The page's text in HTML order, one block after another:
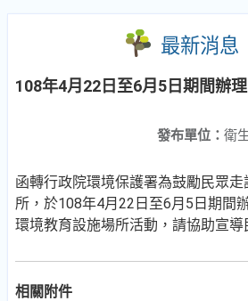
最新消息
108年4月22日至6月5日期間辦
發布單位： 衛
函轉行政院環境保護署為鼓勵民眾
所，於108年4月22日至6月5日期間
環境教育設施場所活動，請協助宣導
相關附件